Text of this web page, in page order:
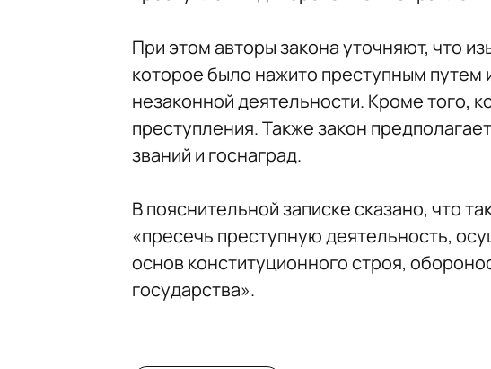
При этом авторы закона уточняют, что
которое было нажито преступным путем
незаконной деятельности. Кроме того,
преступления. Также закон
званий и госнаград.
В пояснительной записке сказано, что
«пресечь преступную деятельность,
основ конституционного строя,
государства».